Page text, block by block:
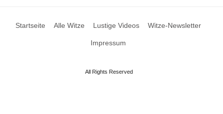
Startseite Alle Witze Lustige Videos Witze-Newsletter
Impressum
All Rights Reserved